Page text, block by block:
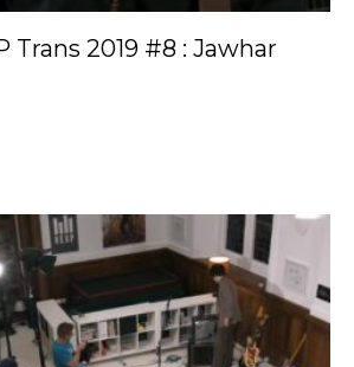
Trans 2019 #8 : Jawhar